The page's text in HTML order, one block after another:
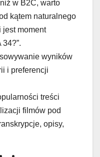
w B2C, warto
kątem naturalnego
jest moment
wyników
i preferencji
treści
filmów pod
opisy,